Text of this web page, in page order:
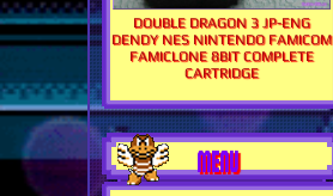
DOUBLE DRAGON 3 JP-ENG
DENDY NES NINTENDO FAMICOM
FAMICLONE 8BIT COMPLETE
CARTRIDGE
MENU